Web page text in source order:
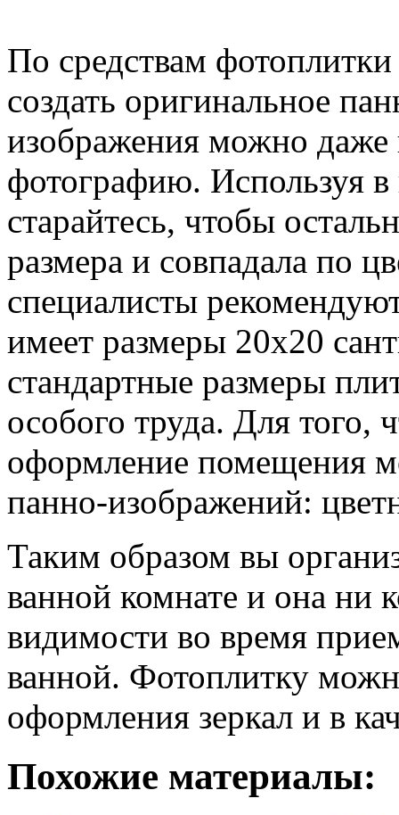
По средствам
создать оригинальное
изображения можно даже
фотографию. Используя
старайтесь, чтобы
размера и совпадала по
специалисты
имеет размеры 20х20
стандартные размеры
особого труда. Для того,
оформление помещения
панно-изображений:
Таким образом вы
ванной комнате и она ни
видимости во время
ванной. Фотоплитку
оформления зеркал и в
Похожие материалы: